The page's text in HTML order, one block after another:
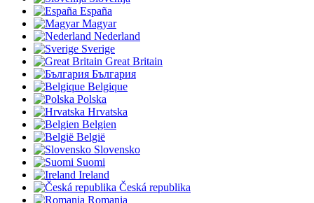
España
Magyar
Nederland
Sverige
Great Britain
България
Belgique
Polska
Hrvatska
Belgien
België
Slovensko
Suomi
Ireland
Česká republika
Romania